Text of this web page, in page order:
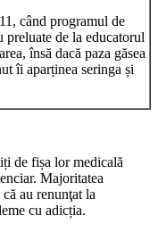
când programul de
preluate de la educatorul
însă dacă paza găsea
îi aparținea seringa și
de fișa lor medicală
Majoritatea
au renunţat la
cu adicția.